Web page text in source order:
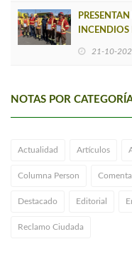
INCENDIOS
21-10-
NOTAS POR
Actualidad Artículos
Columna Person
Destacado Editorial
Reclamo Ciudada